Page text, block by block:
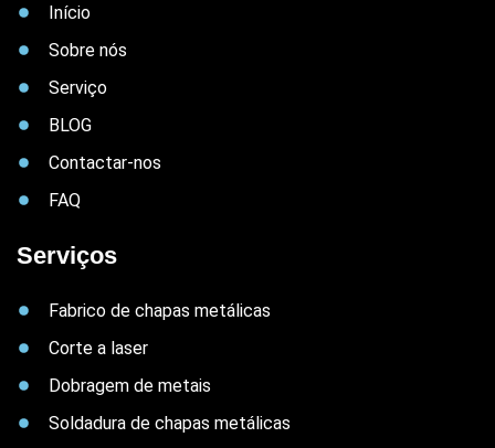
Início
Sobre nós
Serviço
BLOG
Contactar-nos
FAQ
Serviços
Fabrico de chapas metálicas
Corte a laser
Dobragem de metais
Soldadura de chapas metálicas